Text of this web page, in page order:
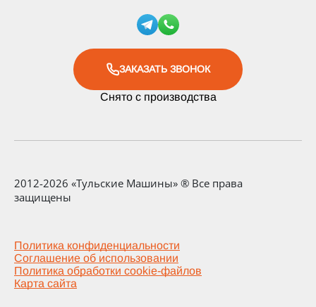
ЗАКАЗАТЬ ЗВОНОК
Снято с производства
2012-2026 «Тульские Машины» ® Все права
защищены
Политика конфиденциальности
Соглашение об использовании
Политика обработки cookie-файлов
Карта сайта